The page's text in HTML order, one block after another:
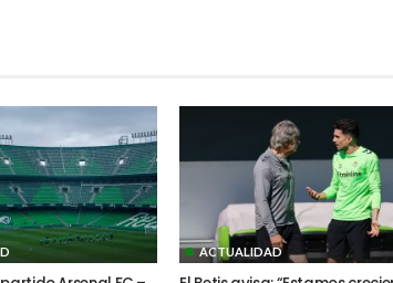
ACTUALIDAD